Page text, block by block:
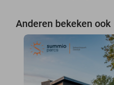
Anderen bekeken ook